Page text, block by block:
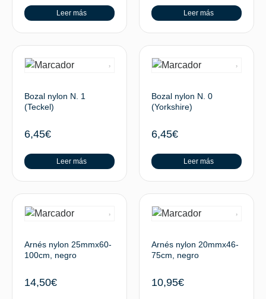
Leer más Leer más
Bozal nylon N. 1
(Teckel)
6,45€
Leer más
Bozal nylon N. 0
(Yorkshire)
6,45€
Leer más
Arnés nylon 25mmx60-
100cm, negro
14,50€
Arnés nylon 20mmx46-
75cm, negro
10,95€